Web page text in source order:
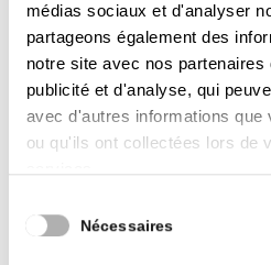
médias sociaux et d'analyser
partageons également des
notre site avec nos
publicité et d'analyse, qui
avec d'autres informations que
ou qu'ils ont collectées lors de
Nécessaires
Approbation
modifications
n°2/2025
L’objet principal de la